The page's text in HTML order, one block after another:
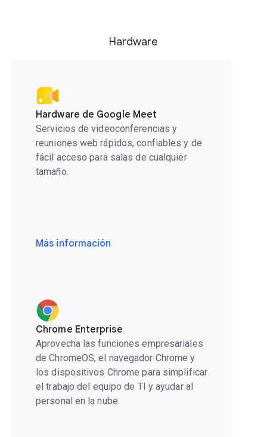
Hardware
Hardware de Google Meet
Servicios de videoconferencias y
reuniones web rápidos, confiables y de
fácil acceso para salas de cualquier
tamaño.
Más información
Chrome Enterprise
Aprovecha las funciones empresariales
de ChromeOS, el navegador Chrome y
los dispositivos Chrome para simplificar
el trabajo del equipo de TI y ayudar al
personal en la nube.